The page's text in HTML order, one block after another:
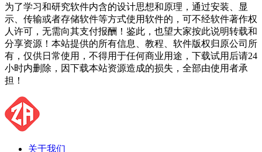
为了学习和研究软件内含的设计思想和原理，通过安装、显
示、传输或者存储软件等方式使用软件的，可不经软件著作权
人许可，无需向其支付报酬！鉴此，也望大家按此说明转载和
分享资源！本站提供的所有信息、教程、软件版权归原公司所
有，仅供日常使用，不得用于任何商业用途，下载试用后请24
小时内删除，因下载本站资源造成的损失，全部由使用者承
担！
关于我们